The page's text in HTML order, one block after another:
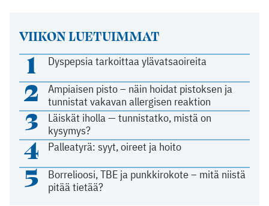
VIIKON LUETUIMMAT
1 Dyspepsia tarkoittaa ylävatsaoireita
2
Ampiaisen pisto – näin hoidat pistoksen ja
tunnistat vakavan allergisen reaktion
3
Läiskät iholla — tunnistatko, mistä on
kysymys?
4 Palleatyrä: syyt, oireet ja hoito
5
Borrelioosi, TBE ja punkkirokote – mitä niistä
pitää tietää?